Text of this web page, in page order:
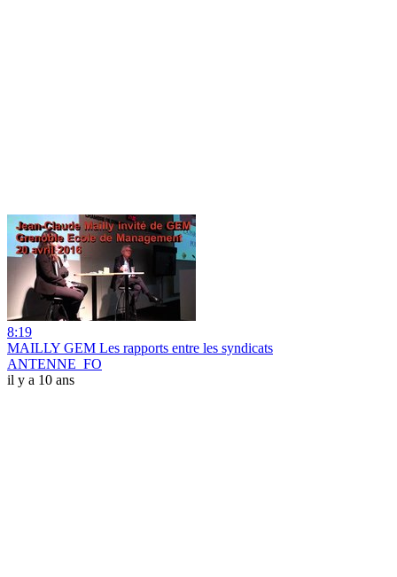
8:19
MAILLY GEM Les rapports entre les syndicats
ANTENNE_FO
il y a 10 ans